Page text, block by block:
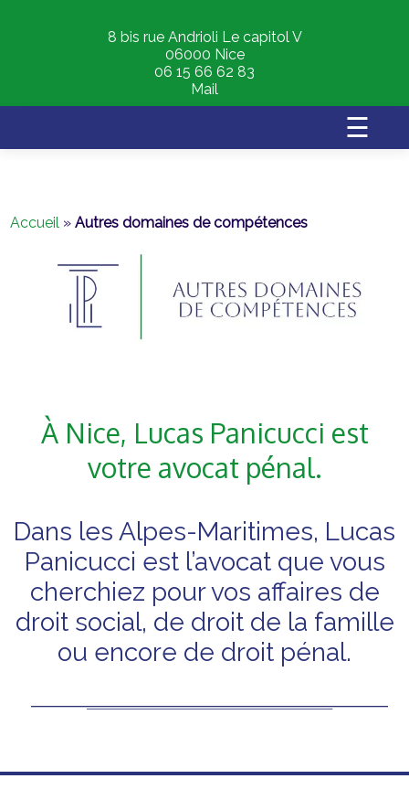
8 bis rue Andrioli Le capitol V
06000 Nice
06 15 66 62 83
Mail
☰
Accueil »Autres domaines de compétences
À Nice, Lucas Panicucci est
votre avocat pénal.
Dans les Alpes-Maritimes, Lucas
Panicucci est l’avocat que vous
cherchiez pour vos affaires de
droit social, de droit de la famille
ou encore de droit pénal.